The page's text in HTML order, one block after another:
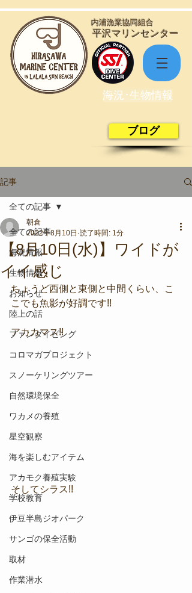
​平沢マリンセンター
​内浦漁業協同組合
海況･生物情報
ブログ
記事
全ての記事
海況情報
生物情報
お知らせ
陸上の話
ファンダイビング
コロマガプロジェクト
スノーケリングツアー
自然環境保全
ワカメの養殖
星空観察
海を楽しむアイテム
アカモク養殖実験
学校教育
伊豆半島ジオパーク
サンゴの保全活動
取材
作業潜水
全ての記事
【8月10日(水)】ワイドが
イイ感じ
朝倉
2022年8月10日 読了時間: 1分
ちょうど西側と東側と中間くらい、こ
こでも魚影が好調です!!
アカカマス!!
そしてシラス!!